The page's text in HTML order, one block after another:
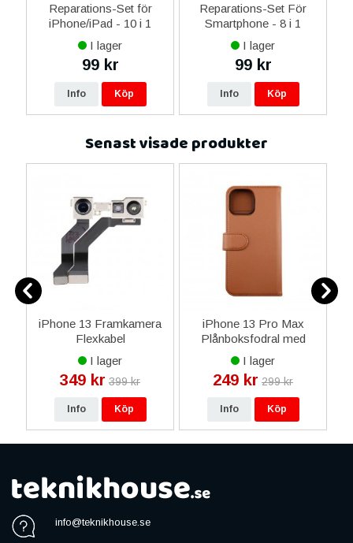
Reparations-Set för
iPhone/iPad - 10 i 1
I lager
99 kr
Info Köp
Reparations-Set För
Smartphone - 8 i 1
I lager
99 kr
Info Köp
Senast visade produkter
iPhone 13 Framkamera
Flexkabel
I lager
349 kr 399 kr
Info Köp
iPhone 13 Pro Max
Plånboksfodral med
Magnet - Guldbrun
I lager
249 kr 299 kr
Info Köp
info@teknikhouse.se